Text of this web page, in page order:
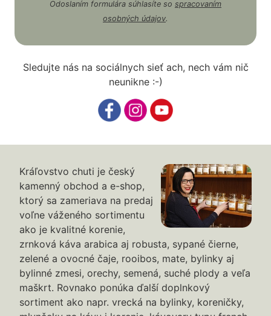
Odoslaním formulára súhlasíte so spracovaním
osobných údajov.
Sledujte nás na sociálnych sieť ach, nech vám nič
neunikne :-)
Kráľovstvo chuti je český
kamenný obchod a e-shop,
ktorý sa zameriava na predaj
voľne váženého sortimentu
ako je kvalitné korenie,
zrnková káva arabica aj robusta, sypané čierne,
zelené a ovocné čaje, rooibos, mate, bylinky aj
bylinné zmesi, orechy, semená, suché plody a veľa
maškrt. Rovnako ponúka ďalší doplnkový
sortiment ako napr. vrecká na bylinky, koreničky,